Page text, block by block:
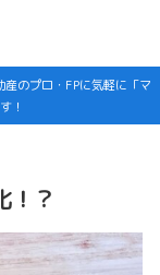
のプロ・FPに気軽に「マ
！
！？